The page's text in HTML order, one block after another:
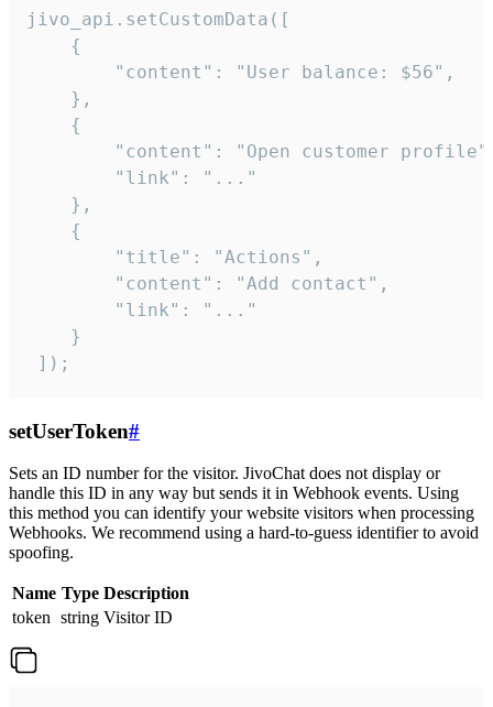
jivo_api.setCustomData([
    {
        "content": "User balance: $56",
    },
    {
"content": "Open customer
        "link": "..."
    },
    {
        "title": "Actions",
        "content": "Add contact",
        "link": "..."
    }
]);
setUserToken#
Sets an ID number for the visitor. JivoChat does not display or
handle this ID in any way but sends it in Webhook events. Using
this method you can identify your website visitors when processing
Webhooks. We recommend using a hard-to-guess identifier to avoid
spoofing.
Name Type Description
token string Visitor ID